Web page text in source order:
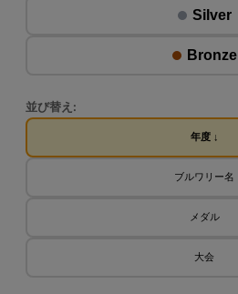
Silver
Bronze
並び替え:
年度 ↓
ブルワリー名
メダル
大会